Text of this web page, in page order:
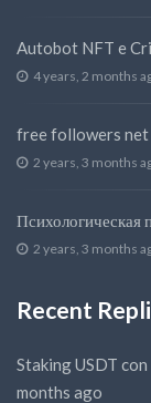
Autobot NFT e
4 years, 2 months
free followers net
2 years, 3 months
2 years, 3 months
Recent
Staking USDT
months ago